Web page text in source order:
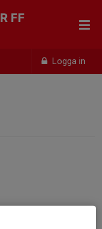
Logga in
FF